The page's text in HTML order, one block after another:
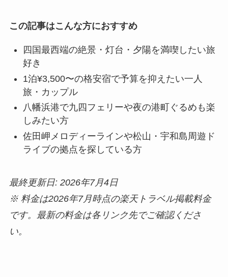
この記事はこんな方におすすめ
四国最西端の絶景・灯台・夕陽を満喫したい旅
好き
1泊¥3,500〜の格安宿で予算を抑えたい一人
旅・カップル
八幡浜港で九四フェリーや夜の港町ぐるめも楽
しみたい方
佐田岬メロディーラインや松山・宇和島周遊ド
ライブの拠点を探している方
最終更新日: 2026年7月4日
※ 料金は2026年7月時点の楽天トラベル掲載料金
です。最新の料金は各リンク先でご確認くださ
い。